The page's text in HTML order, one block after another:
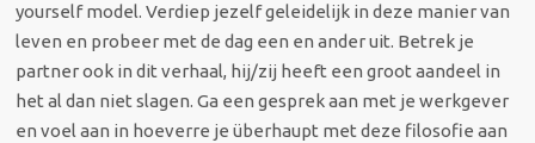
yourself model. Verdiep jezelf geleidelijk in deze manier van
leven en probeer met de dag een en ander uit. Betrek je
partner ook in dit verhaal, hij/zij heeft een groot aandeel in
het al dan niet slagen. Ga een gesprek aan met je werkgever
en voel aan in hoeverre je überhaupt met deze filosofie aan